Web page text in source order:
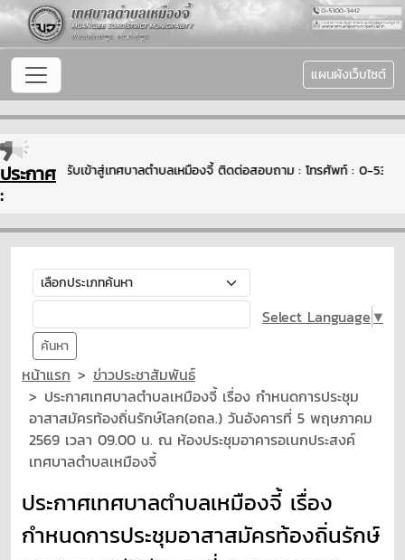
แผนผังเว็บไซต์
ประกาศ
:
ยินดีต้อนรับเข้าสู่เทศบาลตำบลเหมืองจี้ ติดต่อสอบถาม : โทรศัพท์ : 0-
ค้นหา
Select Language ▼
หน้าแรก
ข่าวประชาสัมพันธ์
ประกาศเทศบาลตำบลเหมืองจี้ เรื่อง กำหนดการประชุม
อาสาสมัครท้องถิ่นรักษ์โลก(อถล.) วันอังคารที่ 5 พฤษภาคม
2569 เวลา 09.00 น. ณ ห้องประชุมอาคารอเนกประสงค์
เทศบาลตำบลเหมืองจี้
ประกาศเทศบาลตำบลเหมืองจี้ เรื่อง
กำหนดการประชุมอาสาสมัครท้องถิ่นรักษ์